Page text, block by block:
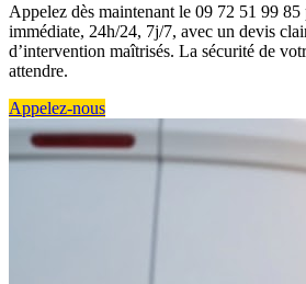
Appelez dès maintenant le 09 72 51 99 85
immédiate, 24h/24, 7j/7, avec un devis
d’intervention maîtrisés. La sécurité de
attendre.
Appelez-nous